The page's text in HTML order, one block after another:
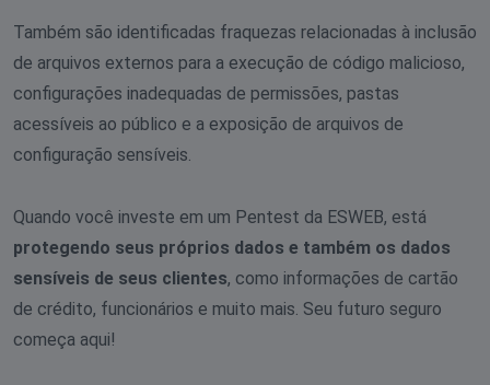
Também são identificadas fraquezas relacionadas à inclusão
de arquivos externos para a execução de código malicioso,
configurações inadequadas de permissões, pastas
acessíveis ao público e a exposição de arquivos de
configuração sensíveis.
Quando você investe em um Pentest da ESWEB, está
protegendo seus próprios dados e também os dados
sensíveis de seus clientes, como informações de cartão
de crédito, funcionários e muito mais. Seu futuro seguro
começa aqui!